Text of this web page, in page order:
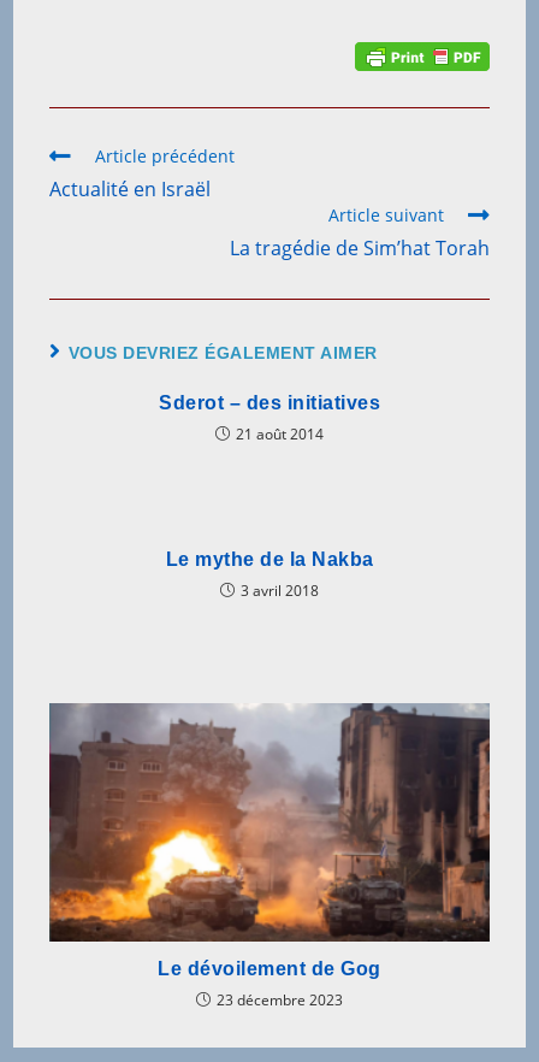
Article précédent
Actualité en Israël
Article suivant
La tragédie de Sim’hat Torah
VOUS DEVRIEZ ÉGALEMENT AIMER
Sderot – des initiatives
21 août 2014
Le mythe de la Nakba
3 avril 2018
Le dévoilement de Gog
23 décembre 2023